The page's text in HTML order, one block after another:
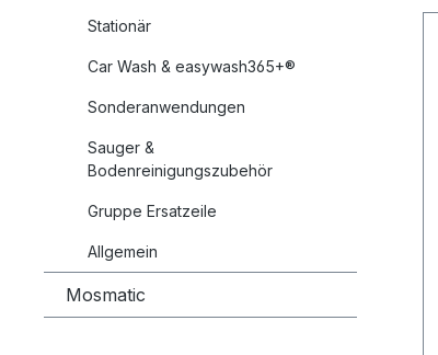
Stationär
Car Wash & easywash365+®
Sonderanwendungen
Sauger &
Bodenreinigungszubehör
Gruppe Ersatzeile
Allgemein
Mosmatic